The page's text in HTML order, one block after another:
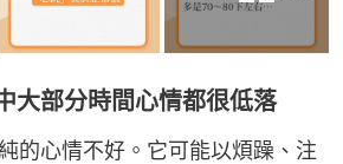
部分時間心情都很低落
的心情不好。它可能以煩躁、注